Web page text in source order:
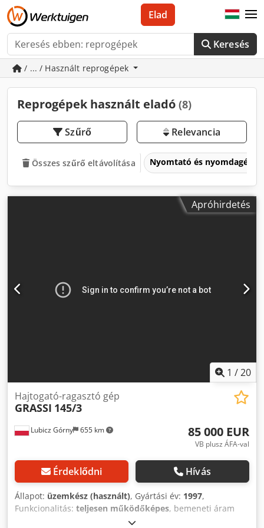
Keresés
Elad
/ ... / Használt reprogépek
Reprogépek használt eladó (8)
Szűrő Relevancia
Összes szűrő eltávolítása Nyomtató és
Apróhirdetés
1 /20
Lubicz Górny 655 km
Hajtogató-ragasztó gép
GRASSI 145/3
85 000 EUR
VB plusz ÁFA-val
Érdeklődni Hívás
Állapot: üzemkész (használt), Gyártási év: 1997,
Funkcionalitás: teljesen működőképes, bemeneti áram
, teljes szélesség: